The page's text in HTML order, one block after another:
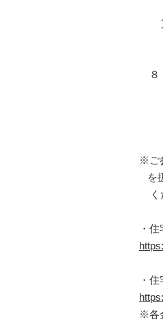
貸
判
８
ラ
そ
※ご
を
く
・
・
※各